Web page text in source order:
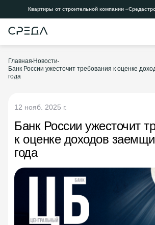
Квартиры от строительной компании
Главная Новости
Банк России ужесточит требования к оценке
года
12 нояб. 2025 г.
Банк России ужесточит
к оценке доходов
года